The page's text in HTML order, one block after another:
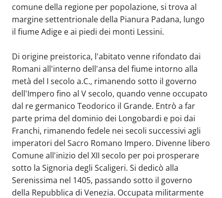
comune della regione per popolazione, si trova al
margine settentrionale della Pianura Padana, lungo
il fiume Adige e ai piedi dei monti Lessini.
Di origine preistorica, l'abitato venne rifondato dai
Romani all'interno dell'ansa del fiume intorno alla
metà del I secolo a.C., rimanendo sotto il governo
dell'Impero fino al V secolo, quando venne occupato
dal re germanico Teodorico il Grande. Entrò a far
parte prima del dominio dei Longobardi e poi dai
Franchi, rimanendo fedele nei secoli successivi agli
imperatori del Sacro Romano Impero. Divenne libero
Comune all'inizio del XII secolo per poi prosperare
sotto la Signoria degli Scaligeri. Si dedicò alla
Serenissima nel 1405, passando sotto il governo
della Repubblica di Venezia. Occupata militarmente